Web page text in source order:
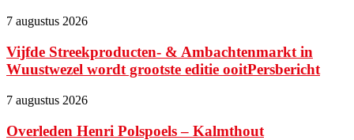
7 augustus 2026
Vijfde Streekproducten- & Ambachtenmarkt in
Wuustwezel wordt grootste editie ooitPersbericht
7 augustus 2026
Overleden Henri Polspoels – Kalmthout